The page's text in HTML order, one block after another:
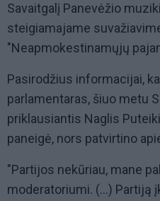
Savaitgalį Panevėžio
steigiamajame
"Neapmokestinamųjų
Pasirodžius informacijai,
parlamentaras, šiuo metu
priklausiantis Naglis
paneigė, nors patvirtino
"Partijos nekūriau, mane
moderatoriumi. (...) Partiją